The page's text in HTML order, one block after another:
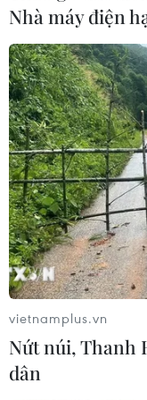
động du lịch "Sắc
tại Lào Cai
04/08/2026 14:56
Lễ hội Văn hóa,
năm 2026 sẽ diễn
2/10
04/08/2026 14:37
Nhà máy điện
vietnamplus.vn
Nứt núi, Thanh
dân